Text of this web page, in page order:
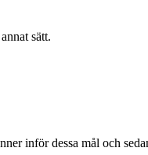
sätt.
inför dessa mål och